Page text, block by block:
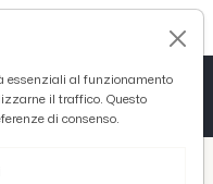
essenziali al funzionamento
il traffico. Questo
di consenso.